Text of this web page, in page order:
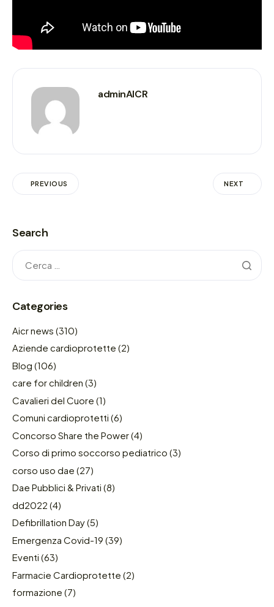
adminAICR
PREVIOUS NEXT
Search
Categories
Aicr news (310)
Aziende cardioprotette (2)
Blog (106)
care for children (3)
Cavalieri del Cuore (1)
Comuni cardioprotetti (6)
Concorso Share the Power(4)
Corso di primo soccorso pediatrico (3)
corso uso dae (27)
Dae Pubblici & Privati (8)
dd2022 (4)
Defibrillation Day(5)
Emergenza Covid-19 (39)
Eventi (63)
Farmacie Cardioprotette (2)
formazione (7)